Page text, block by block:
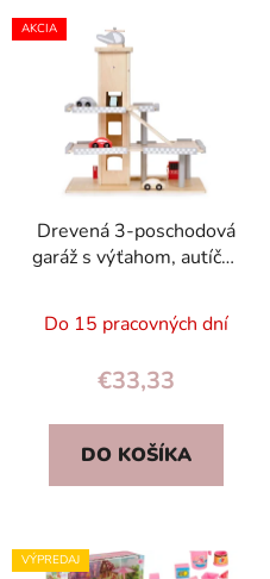
AKCIA
Drevená 3-poschodová
garáž s výťahom, autíčka
Do 15 pracovných dní
€33,33
DO KOŠÍKA
VÝPREDAJ